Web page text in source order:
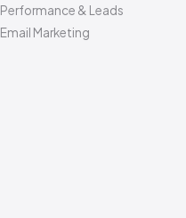
Performance & Leads
Email Marketing